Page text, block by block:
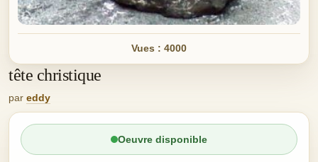
Vues : 4000
tête christique
par eddy
Oeuvre disponible